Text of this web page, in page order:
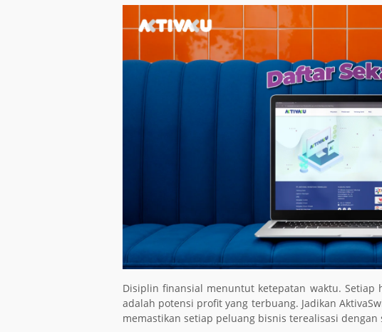
Disiplin finansial menuntut ketepatan waktu. Setiap
adalah potensi profit yang terbuang. Jadikan
memastikan setiap peluang bisnis terealisasi dengan